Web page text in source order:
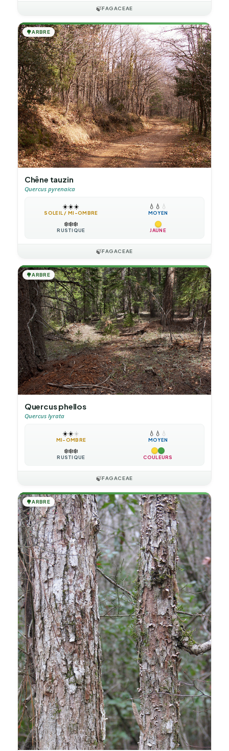
🍃FAGACEAE
🌳ARBRE
Chêne tauzin
Quercus pyrenaica
☀️☀️☀️
SOLEIL / MI-OMBRE
💧 💧 💧
MOYEN
❄️❄️❄️
RUSTIQUE JAUNE
🍃FAGACEAE
🌳ARBRE
Quercus phellos
Quercus lyrata
☀️☀️☀️
MI-OMBRE
💧 💧 💧
MOYEN
❄️❄️❄️
RUSTIQUE COULEURS
🍃FAGACEAE
🌳ARBRE